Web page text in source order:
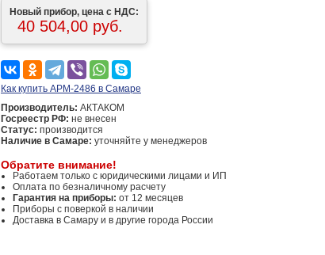
Новый прибор, цена с НДС:
40 504,00 руб.
Как купить АРМ-2486 в Самаре
Производитель: АКТАКОМ
Госреестр РФ: не внесен
Статус: производится
Наличие в Самаре: уточняйте у менеджеров
Обратите внимание!
Работаем только с юридическими лицами и ИП
Оплата по безналичному расчету
Гарантия на приборы: от 12 месяцев
Приборы с поверкой в наличии
Доставка в Самару и в другие города России